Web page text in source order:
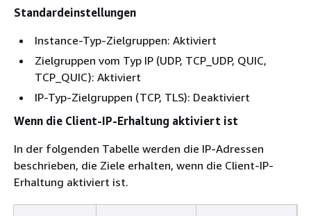
Standardeinstellungen
Instance-Typ-Zielgruppen: Aktiviert
Zielgruppen vom Typ IP (UDP, TCP_UDP, QUIC,
TCP_QUIC): Aktiviert
IP-Typ-Zielgruppen (TCP, TLS): Deaktiviert
Wenn die Client-IP-Erhaltung aktiviert ist
In der folgenden Tabelle werden die IP-Adressen
beschrieben, die Ziele erhalten, wenn die Client-IP-
Erhaltung aktiviert ist.